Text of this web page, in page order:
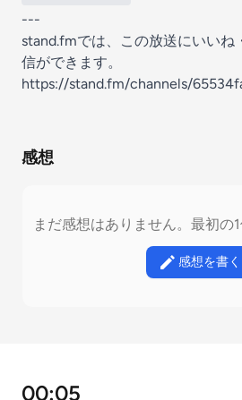
---
stand.fmでは、この放送にいいね
信ができます。
https://stand.fm/channels/
感想
まだ感想はありません。最初の
感想を書く
00:05